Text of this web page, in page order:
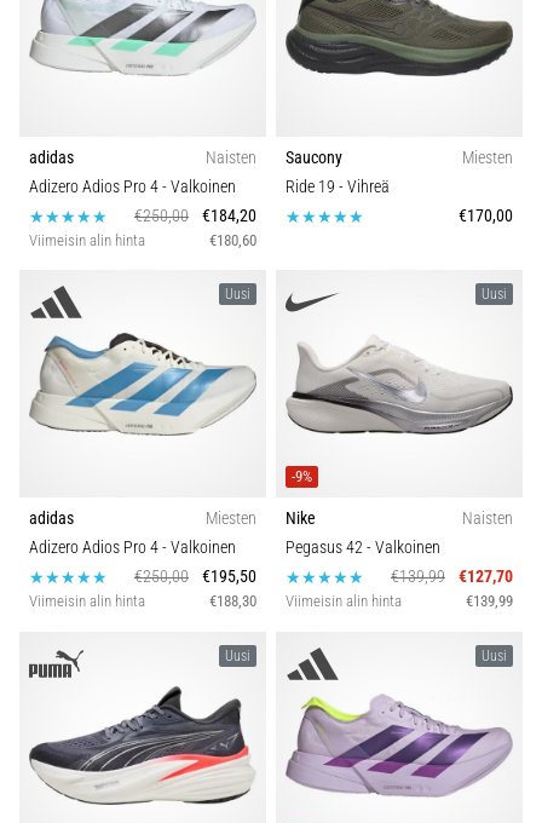
adidas
Naisten
Adizero Adios Pro 4- Valkoinen
€250,00
€184,20
Viimeisin alin hinta €180,60
Saucony
Miesten
Ride 19 - Vihreä
€170,00
Uusi
adidas
Miesten
Adizero Adios Pro 4- Valkoinen
€250,00
€195,50
Viimeisin alin hinta €188,30
Uusi
-9%
Nike
Naisten
Pegasus 42- Valkoinen
€139,99
€127,70
Viimeisin alin hinta €139,99
Uusi Uusi